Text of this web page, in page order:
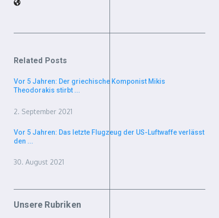
Related Posts
Vor 5 Jahren: Der griechische Komponist Mikis
Theodorakis stirbt ...
2. September 2021
Vor 5 Jahren: Das letzte Flugzeug der US-Luftwaffe verlässt
den ...
30. August 2021
Unsere Rubriken